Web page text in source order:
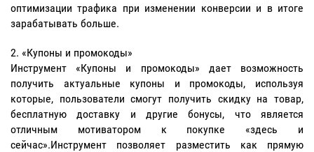
оптимизации трафика при изменении конверсии и в итоге
зарабатывать больше.
«Купоны и промокоды»
Инструмент «Купоны и промокоды» дает возможность
получить актуальные купоны и промокоды, используя
которые, пользователи смогут получить скидку на товар,
бесплатную доставку и другие бонусы, что является
отличным мотиватором к покупке «здесь и
сейчас».Инструмент позволяет разместить как прямую